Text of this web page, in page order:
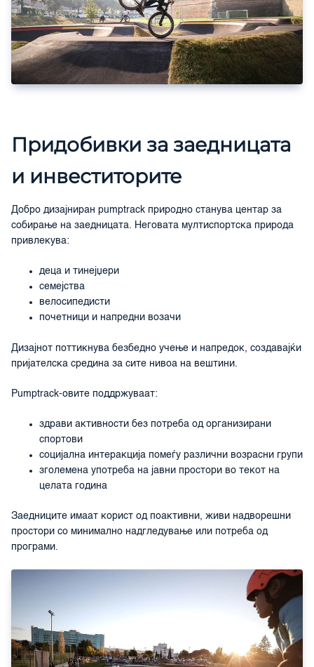
Придобивки за заедницата
и инвеститорите
Добро дизајниран pumptrack природно станува центар за
собирање на заедницата. Неговата мултиспортска природа
привлекува:
деца и тинејџери
семејства
велосипедисти
почетници и напредни возачи
Дизајнот поттикнува безбедно учење и напредок, создавајќи
пријателска средина за сите нивоа на вештини.
Pumptrack-овите поддржуваат:
здрави активности без потреба од организирани
спортови
социјална интеракција помеѓу различни возрасни групи
зголемена употреба на јавни простори во текот на
целата година
Заедниците имаат корист од поактивни, живи надворешни
простори со минимално надгледување или потреба од
програми.